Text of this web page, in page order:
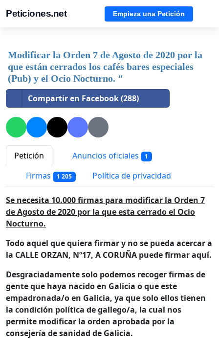
Peticiones.net Empieza una Petición
Modificar la Orden 7 de Agosto de 2020 por la
que están cerrados los cafés bares especiales
(Pub) y el Ocio Nocturno. "
Compartir en Facebook (288)
Petición Anuncios oficiales 1
Firmas 1 205 Política de privacidad
Se necesita 10.000 firmas para modificar la Orden 7
de Agosto de 2020 por la que esta cerrado el Ocio
Nocturno.
Todo aquel que quiera firmar y no se pueda acercar a
la CALLE ORZAN, Nº17, A CORUÑA puede firmar aquí.
Desgraciadamente solo podemos recoger firmas de
gente que haya nacido en Galicia o que este
empadronada/o en Galicia, ya que solo ellos tienen
la condición política de gallego/a, la cual nos
permite modificar la orden aprobada por la
consejería de sanidad de Galicia.